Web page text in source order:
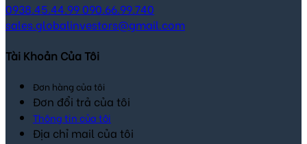
0938.45.44.99090.66.99.740
sales.globalinvestors@gmail.com
Tài Khoản Của Tôi
Đơn hàng của tôi
Đơn đổi trả của tôi
Thông tin của tôi
Địa chỉ mail của tôi